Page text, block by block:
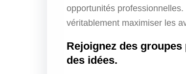
opportunités
véritablement maximiser les
Rejoignez des
des idées.